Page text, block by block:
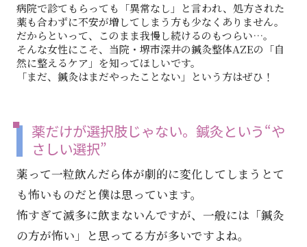
病院で診てもらっても「異常なし」と言われ、処方された
薬も合わずに不安が増してしまう方も少なくありません。
だからといって、このまま我慢し続けるのもつらい…。
そんな女性にこそ、当院・堺市深井の鍼灸整体AZEの「自
然に整えるケア」を知ってほしいです。
「まだ、鍼灸はまだやったことない」という方はぜひ！
薬だけが選択肢じゃない。鍼灸という“や
さしい選択”
薬って一粒飲んだら体が劇的に変化してしまうとて
も怖いものだと僕は思っています。
怖すぎて滅多に飲まないんですが、一般には「鍼灸
の方が怖い」と思ってる方が多いですよね。